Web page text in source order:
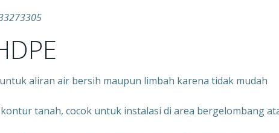
aliran air bersih maupun limbah karena tidak mudah
tanah, cocok untuk instalasi di area bergelombang